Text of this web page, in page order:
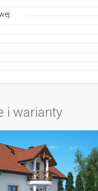
i warianty